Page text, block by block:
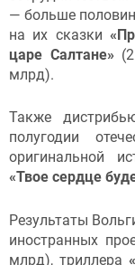
— больше
на их сказки
царе Салтане»
млрд).
Также
полугодии
оригинальной
«Твое сердце
Результаты
иностранных
млрд), триллера